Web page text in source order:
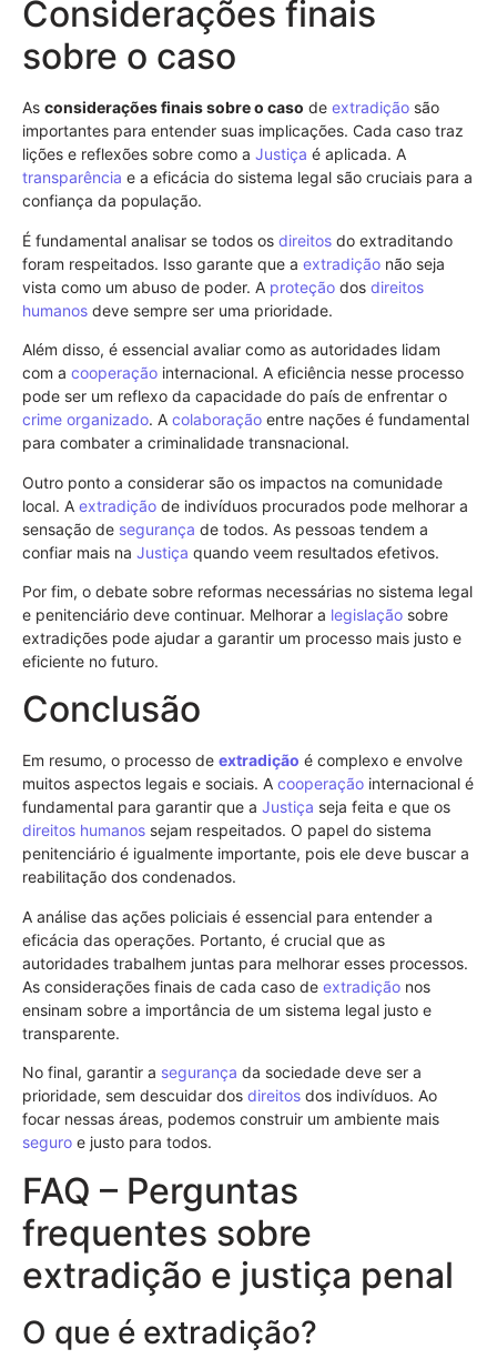
Considerações finais
sobre o caso
As considerações finais sobre o caso de extradição são
importantes para entender suas implicações. Cada caso traz
lições e reflexões sobre como a Justiça é aplicada. A
transparência e a eficácia do sistema legal são cruciais para a
confiança da população.
É fundamental analisar se todos os direitos do extraditando
foram respeitados. Isso garante que a extradição não seja
vista como um abuso de poder. A proteção dos direitos
humanos deve sempre ser uma prioridade.
Além disso, é essencial avaliar como as autoridades lidam
com a cooperação internacional. A eficiência nesse processo
pode ser um reflexo da capacidade do país de enfrentar o
crime organizado. A colaboração entre nações é fundamental
para combater a criminalidade transnacional.
Outro ponto a considerar são os impactos na comunidade
local. A extradição de indivíduos procurados pode melhorar a
sensação de segurança de todos. As pessoas tendem a
confiar mais na Justiça quando veem resultados efetivos.
Por fim, o debate sobre reformas necessárias no sistema legal
e penitenciário deve continuar. Melhorar a legislação sobre
extradições pode ajudar a garantir um processo mais justo e
eficiente no futuro.
Conclusão
Em resumo, o processo de extradição é complexo e envolve
muitos aspectos legais e sociais. A cooperação internacional é
fundamental para garantir que a Justiça seja feita e que os
direitos humanos sejam respeitados. O papel do sistema
penitenciário é igualmente importante, pois ele deve buscar a
reabilitação dos condenados.
A análise das ações policiais é essencial para entender a
eficácia das operações. Portanto, é crucial que as
autoridades trabalhem juntas para melhorar esses processos.
As considerações finais de cada caso de extradição nos
ensinam sobre a importância de um sistema legal justo e
transparente.
No final, garantir a segurança da sociedade deve ser a
prioridade, sem descuidar dos direitos dos indivíduos. Ao
focar nessas áreas, podemos construir um ambiente mais
seguro e justo para todos.
FAQ – Perguntas
frequentes sobre
extradição e justiça penal
O que é extradição?